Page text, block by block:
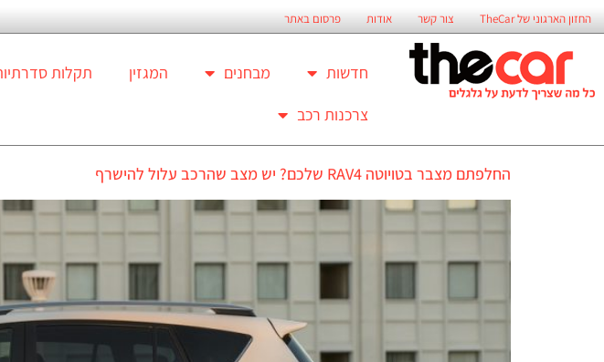
החזון הארגוני של TheCar צור קשר אודות פרסום באתר
חדשות מבחנים המגזין תקלות
צרכנות רכב
החלפתם מצבר בטויוטה RAV4 שלכם? יש מצב שהרכב עלול להישרף